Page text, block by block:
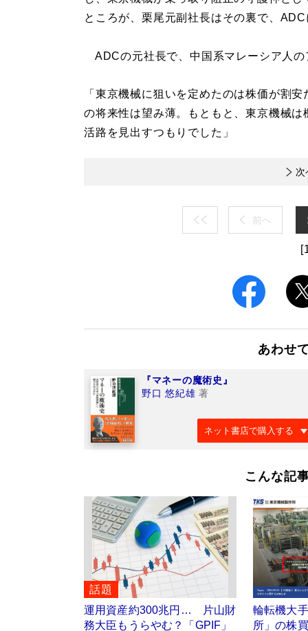
ところが、栗尾元副社長はその裏で、
ADCの元社長で、中国系マレーシア人
「東京機械に狙いを定めたのは株価が割
の将来性は望み薄。もともと、東京機械
活路を見出すつもりでした」
次
前へ
あわせ
『マネーの魔術史』
野口 悠紀雄 著
ネット書店で購入する
こんな記
話題
運用資産約300兆円… 片山財
務大臣もうらやむ？「GPIF」
輪転機大
所」の株